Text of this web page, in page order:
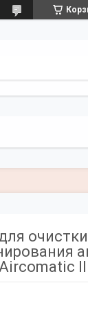
Aircomatic